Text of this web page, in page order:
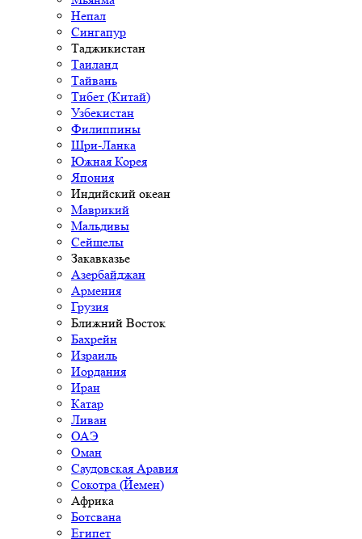
Непал
Сингапур
Таджикистан
Таиланд
Тайвань
Тибет (Китай)
Узбекистан
Филиппины
Шри-Ланка
Южная Корея
Япония
Индийский океан
Маврикий
Мальдивы
Сейшелы
Закавказье
Азербайджан
Армения
Грузия
Ближний Восток
Бахрейн
Израиль
Иордания
Иран
Катар
Ливан
ОАЭ
Оман
Саудовская Аравия
Сокотра (Йемен)
Африка
Ботсвана
Египет